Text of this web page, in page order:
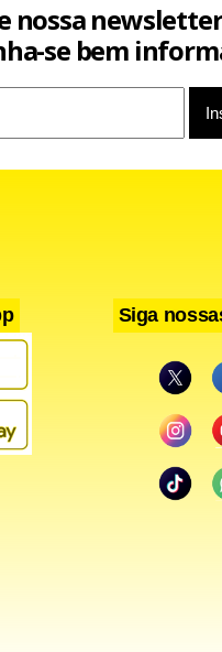
é outro destaque.
Souza, combina
que transitam entre
e releituras de
opções, estão entradas
nossa
se bem
Siga